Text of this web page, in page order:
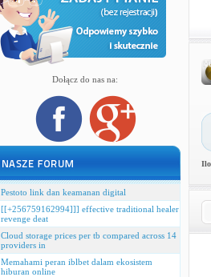
Dołącz do nas na:
Pestoto link dan keamanan digital
[[+256759162994]]] effective traditional healer
revenge deat
Cloud storage prices per tb compared across 14
providers in
Memahami peran iblbet dalam ekosistem
hiburan online